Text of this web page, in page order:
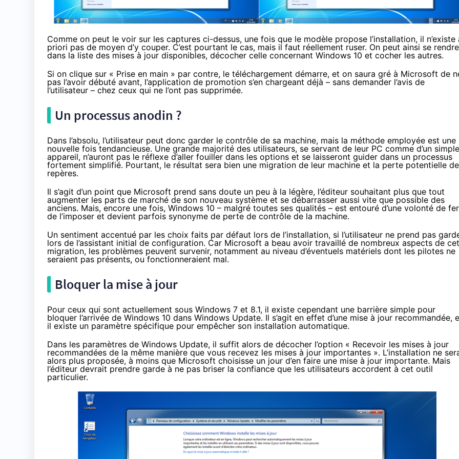
Comme on peut le voir sur les captures ci-dessus, une fois que le modèle propose l’installation, il n’existe
priori pas de moyen d’y couper. C’est pourtant le cas, mais il faut réellement ruser. On peut ainsi se rendre
dans la liste des mises à jour disponibles, décocher celle concernant Windows 10 et cocher les autres.
Si on clique sur « Prise en main » par contre, le téléchargement démarre, et on saura gré à Microsoft de
pas l’avoir débuté avant, l’application de promotion s’en chargeant déjà – sans demander l’avis de
l’utilisateur – chez ceux qui ne l’ont pas supprimée.
Un processus anodin ?
Dans l’absolu, l’utilisateur peut donc garder le contrôle de sa machine, mais la méthode employée est une
nouvelle fois tendancieuse. Une grande majorité des utilisateurs, se servant de leur PC comme d’un simple
appareil, n’auront pas le réflexe d’aller fouiller dans les options et se laisseront guider dans un processus
fortement simplifié. Pourtant, le résultat sera bien une migration de leur machine et la perte potentielle
repères.
Il s’agit d’un point que Microsoft prend sans doute un peu à la légère, l’éditeur souhaitant plus que tout
augmenter les parts de marché de son nouveau système et se débarrasser aussi vite que possible des
anciens. Mais, encore une fois, Windows 10 – malgré toutes ses qualités – est entouré d’une volonté de fer
de l’imposer et devient parfois synonyme de perte de contrôle de la machine.
Un sentiment accentué par les choix faits par défaut lors de l’installation, si l’utilisateur ne prend pas
lors de l’assistant initial de configuration. Car Microsoft a beau avoir travaillé de nombreux aspects de
migration, les problèmes peuvent survenir, notamment au niveau d’éventuels matériels dont les pilotes ne
seraient pas présents, ou fonctionneraient mal.
Bloquer la mise à jour
Pour ceux qui sont actuellement sous Windows 7 et 8.1, il existe cependant une barrière simple pour
bloquer l’arrivée de Windows 10 dans Windows Update. Il s’agit en effet d’une mise à jour recommandée,
il existe un paramètre spécifique pour empêcher son installation automatique.
Dans les paramètres de Windows Update, il suffit alors de décocher l’option « Recevoir les mises à jour
recommandées de la même manière que vous recevez les mises à jour importantes ». L’installation ne
alors plus proposée, à moins que Microsoft choisisse un jour d’en faire une mise à jour importante. Mais
l’éditeur devrait prendre garde à ne pas briser la confiance que les utilisateurs accordent à cet outil
particulier.